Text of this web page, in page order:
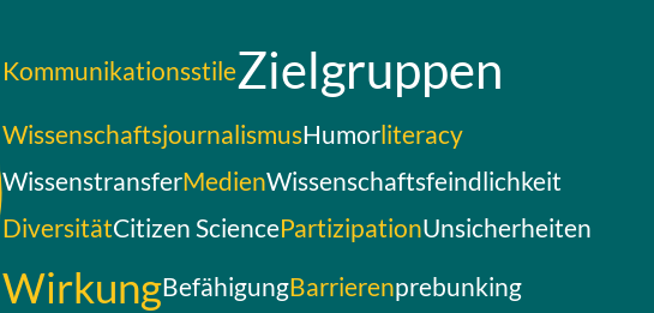
KommunikationsstileZielgruppen
WissenschaftsjournalismusHumorliteracy
WissenstransferMedienWissenschaftsfeindlichkeit
DiversitätCitizen SciencePartizipationUnsicherheiten
WirkungBefähigungBarrierenprebunking